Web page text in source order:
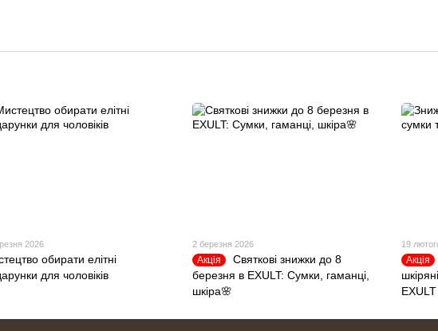
2026
обирати елітні
для чоловіків
2 березня 2026
Акція
Святкові знижки до 8
березня в EXULT: Сумки, гаманці,
шкіра🌸
19
Акція
EXULT